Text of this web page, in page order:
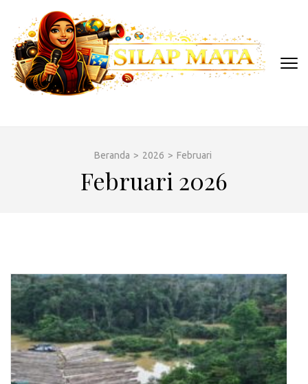
konten
(Tekan
Enter)
Beranda > 2026 > Februari
Februari 2026